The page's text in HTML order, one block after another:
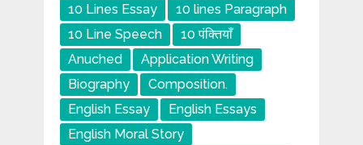
10 Lines Essay
10 lines Paragraph
10 Line Speech
10 पंक्तियाँ
Anuched
Application Writing
Biography
Composition.
English Essay
English Essays
English Moral Story